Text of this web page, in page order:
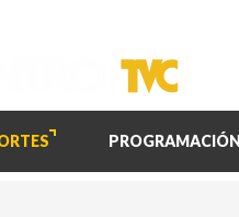
PROGRAMACIÓN